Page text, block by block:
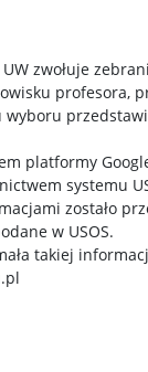
zwołuje
profesora,
platformy
systemu
zostało
w USOS.
takiej